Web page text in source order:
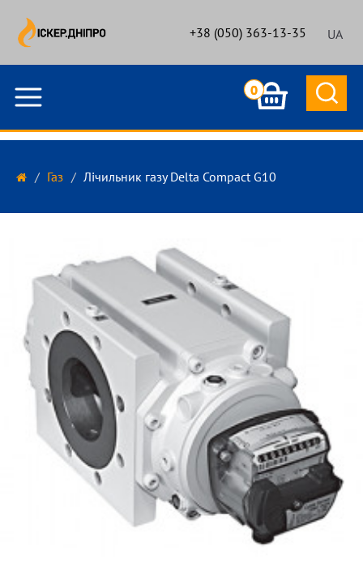
+38 (050) 363-13-35 UA
0
Газ Лічильник газу Delta Compact G10